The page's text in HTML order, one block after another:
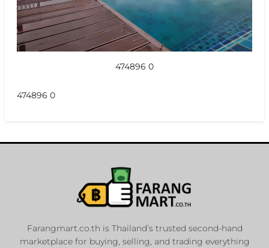
474896 0
474896 0
Farangmart.co.th is Thailand’s trusted second-hand
marketplace for buying, selling, and trading everything